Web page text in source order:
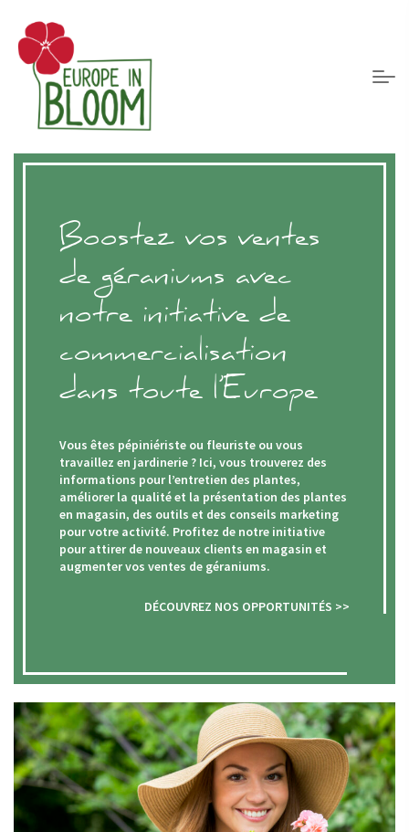
Boostez vos ventes
de géraniums avec
notre initiative de
commercialisation
dans toute l’Europe
Vous êtes pépiniériste ou fleuriste ou vous
travaillez en jardinerie ? Ici, vous trouverez des
informations pour l’entretien des plantes,
améliorer la qualité et la présentation des plantes
en magasin, des outils et des conseils marketing
pour votre activité. Profitez de notre initiative
pour attirer de nouveaux clients en magasin et
augmenter vos ventes de géraniums.
DÉCOUVREZ NOS OPPORTUNITÉS >>